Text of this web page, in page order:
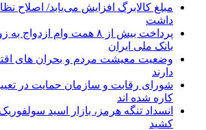
مبلغ کالابرگ افزایش می‌یابد/ اصلاح
داشت
پرداخت بیش از ۸ همت وام
بانک ملی ایران
وضعیت معیشت مردم و بحران های
دارند
شورای رقابت و سازمان حمایت در
کاره شده اند
انسداد تنگه هرمز، بازار اسید
کشید